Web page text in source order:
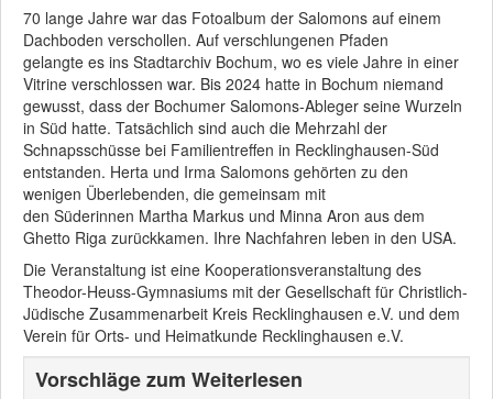
70 lange Jahre war das Fotoalbum der Salomons auf einem
Dachboden verschollen. Auf verschlungenen Pfaden
gelangte es ins Stadtarchiv Bochum, wo es viele Jahre in einer
Vitrine verschlossen war. Bis 2024 hatte in Bochum niemand
gewusst, dass der Bochumer Salomons-Ableger seine Wurzeln
in Süd hatte. Tatsächlich sind auch die Mehrzahl der
Schnapsschüsse bei Familientreffen in Recklinghausen-Süd
entstanden. Herta und Irma Salomons gehörten zu den
wenigen Überlebenden, die gemeinsam mit
den Süderinnen Martha Markus und Minna Aron aus dem
Ghetto Riga zurückkamen. Ihre Nachfahren leben in den USA.
Die Veranstaltung ist eine Kooperationsveranstaltung des
Theodor-Heuss-Gymnasiums mit der Gesellschaft für Christlich-
Jüdische Zusammenarbeit Kreis Recklinghausen e.V. und dem
Verein für Orts- und Heimatkunde Recklinghausen e.V.
Vorschläge zum Weiterlesen